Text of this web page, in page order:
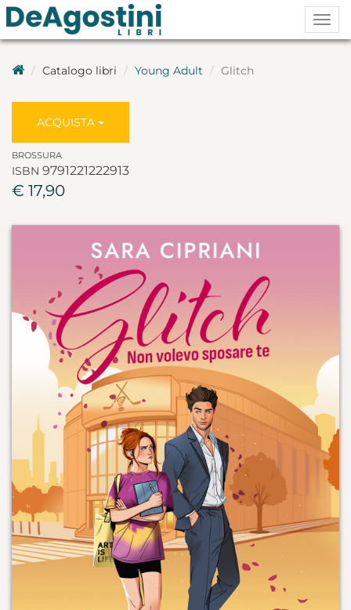
Catalogo libri Young Adult Glitch
ACQUISTA
BROSSURA
ISBN 9791221222913
€ 17,90